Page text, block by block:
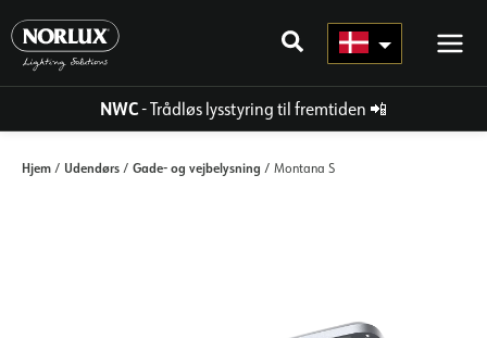
indhold
NWC- Trådløs lysstyring til fremtiden 📲
Hjem / Udendørs / Gade- og vejbelysning / Montana S